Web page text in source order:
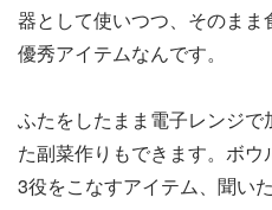
器として使いつつ、そのま
優秀アイテムなんです。
ふたをしたまま電子レンジ
た副菜作りもできます。ボ
3役をこなすアイテム、聞い